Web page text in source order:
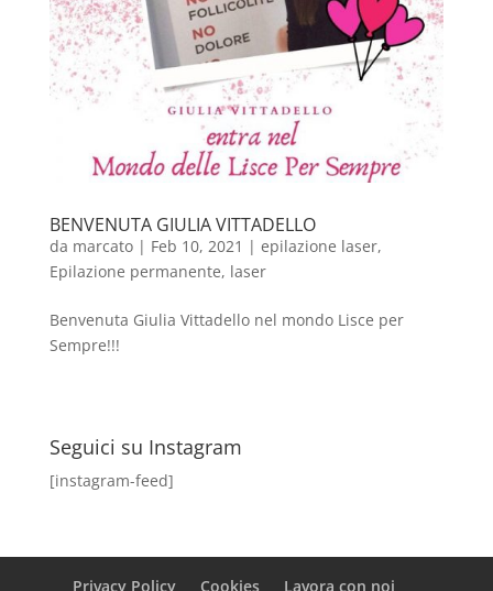
BENVENUTA GIULIA VITTADELLO
da marcato| Feb 10, 2021 | epilazione laser,
Epilazione permanente, laser
Benvenuta Giulia Vittadello nel mondo Lisce per
Sempre!!!
Seguici su Instagram
[instagram-feed]
Privacy Policy Cookies Lavora con noi